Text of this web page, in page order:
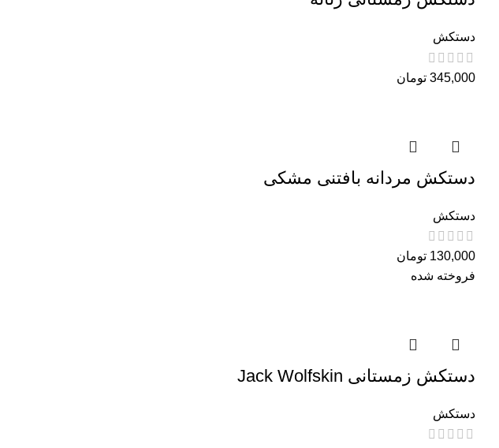
دستکش
345,000 تومان
دستکش مردانه بافتنی مشکی
دستکش
130,000 تومان
فروخته شده
دستکش زمستانی Jack Wolfskin
دستکش